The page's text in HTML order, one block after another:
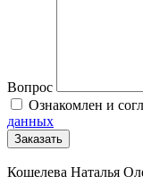
Вопрос
Ознакомлен и
данных
Заказать
Кошелева Наталья